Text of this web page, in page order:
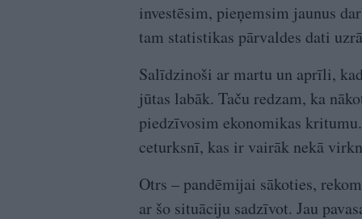
investēsim, pieņemsim jaunus
tam statistikas pārvaldes dati
Salīdzinoši ar martu un aprīli,
jūtas labāk. Taču redzam, ka
piedzīvosim ekonomikas
ceturksnī, kas ir vairāk nekā
Otrs – pandēmijai sākoties,
ar šo situāciju sadzīvot. Jau